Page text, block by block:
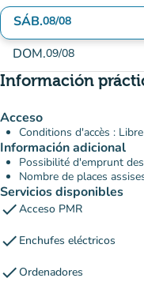
SÁB.08/08
DOM.09/08
Información
Acceso
Conditions d'accès :
Información adicional
Possibilité d'emprunt
Nombre de places
Servicios disponibles
checkAcceso PMR
check Enchufes eléctricos
checkOrdenadores